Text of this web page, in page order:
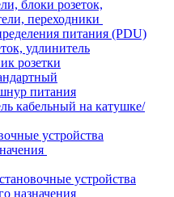
блоки розеток,
переходники
питания (PDU)
удлинитель
розетки
питания
кабельный на катушке/
устройства
устройства
назначения